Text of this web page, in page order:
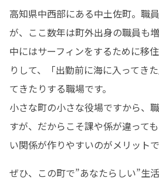
高知県中西部にある中土佐町。職
が、ここ数年は町外出身の職員も増
中にはサーフィンをするために移
りして、「出勤前に海に入ってき
てきたりする職場です。
小さな町の小さな役場ですから、
すが、だからこそ課や係が違って
い関係が作りやすいのがメリットで
ぜひ、この町で”あなたらしい”生